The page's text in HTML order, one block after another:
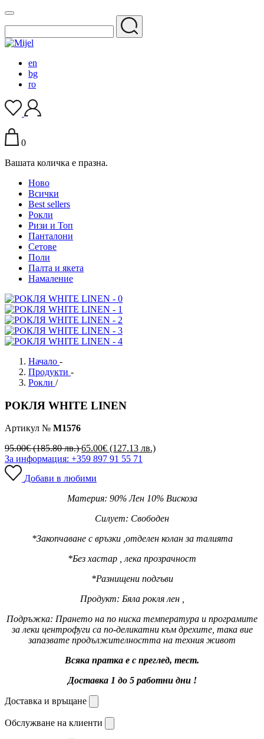
en
bg
ro
0
Вашата количка е празна.
Ново
Всички
Best sellers
Рокли
Ризи и Топ
Панталони
Сетове
Поли
Палта и якета
Намаление
Начало -
Продукти -
Рокли /
РОКЛЯ WHITE LINEN
Артикул № М1576
95.00€ (185.80 лв.) 65.00€ (127.13 лв.)
За информация: +359 897 91 55 71
Добави в любими
Материя: 90% Лен 10% Вискоза
Силует: Свободен
*Закопчаване с връзки ,отделен колан за талията
*Без хастар , лека прозрачност
*Разнищени подгъви
Продукт: Бяла рокля лен ,
Подръжка: Прането на по ниска температура и програмите
за леки центрофуги са по-деликатни към дрехите, така вие
запазвате продължителността на техния живот
Всяка пратка е с преглед, тест.
Доставка 1 до 5 работни дни !
Доставка и връщане
Обслужване на клиенти